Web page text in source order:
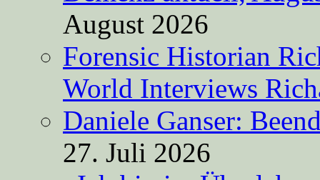
August 2026
Forensic Historian
World Interviews
Daniele Ganser:
27. Juli 2026